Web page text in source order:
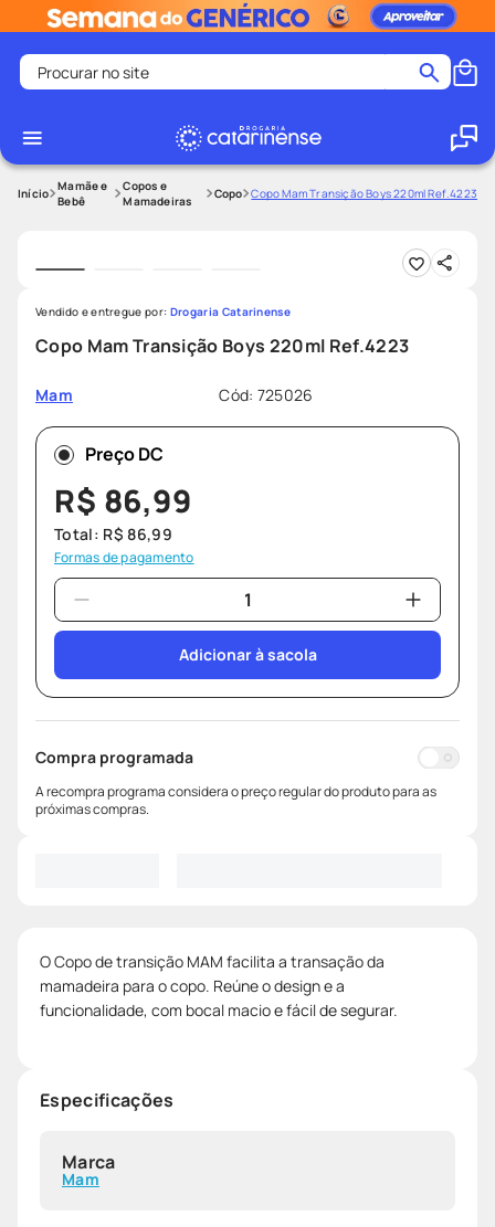
Procurar no site
1
2 º
medley
8º
9º
fralda pampers
teste gravidez
Mamãe e
Bebê
Copos e
Mamadeiras
Copo Copo Mam Transição Boys 220ml Ref.4223
Copo Mam Transição Boys 220ml Ref.4223
Mam Cód: 725026
Vendido e entregue por: Drogaria Catarinense
Preço DC
R$ 86,99
Total: R$ 86,99
Formas de pagamento
Adicionar à sacola
Compra programada
A recompra programa considera o preço regular do produto para as
próximas compras.
O Copo de transição MAM facilita a transação da
mamadeira para o copo. Reúne o design e a
funcionalidade, com bocal macio e fácil de segurar.
Especificações
Marca
Mam